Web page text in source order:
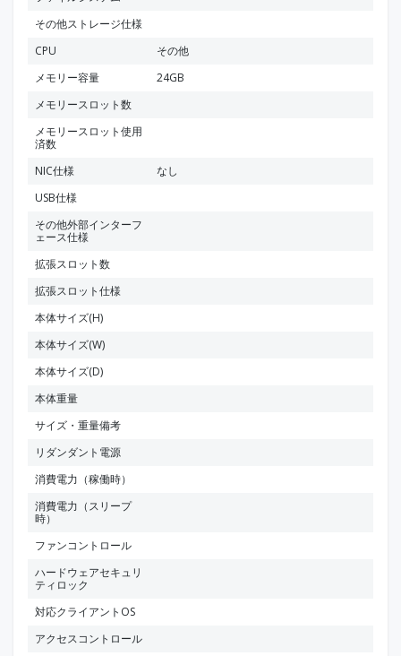
その他ストレージ仕様
CPU
その他
メモリー容量
24GB
メモリースロット数
メモリースロット使用
済数
NIC仕様
なし
USB仕様
その他外部インターフ
ェース仕様
拡張スロット数
拡張スロット仕様
本体サイズ(H)
本体サイズ(W)
本体サイズ(D)
本体重量
サイズ・重量備考
リダンダント電源
消費電力（稼働時）
消費電力（スリープ
時）
ファンコントロール
ハードウェアセキュリ
ティロック
対応クライアントOS
アクセスコントロール